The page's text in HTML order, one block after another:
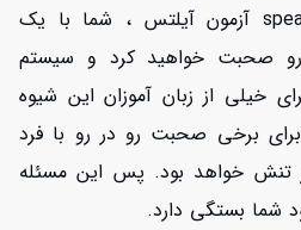
دوم اینکه در بخش speaking آزمون آیلتس ، شما با یک
صحبت خواهید کرد و سیستم
خیلی از زبان آموزان این شیوه
برخی صحبت رو در رو با فرد
تنش خواهد بود. پس این مسئله
شما بستگی دارد.